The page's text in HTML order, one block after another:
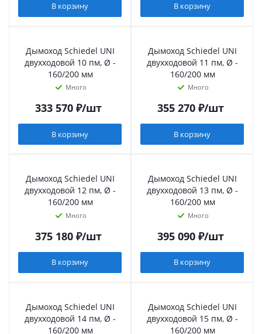
В корзину В корзину
Дымоход Schiedel UNI
двухходовой 10 пм, Ø -
160/200 мм
Много
333 570₽/шт
В корзину
Дымоход Schiedel UNI
двухходовой 11 пм, Ø -
160/200 мм
Много
355 270₽/шт
В корзину
Дымоход Schiedel UNI
двухходовой 12 пм, Ø -
160/200 мм
Много
375 180₽/шт
В корзину
Дымоход Schiedel UNI
двухходовой 13 пм, Ø -
160/200 мм
Много
395 090₽/шт
В корзину
Дымоход Schiedel UNI
двухходовой 14 пм, Ø -
160/200 мм
Дымоход Schiedel UNI
двухходовой 15 пм, Ø -
160/200 мм